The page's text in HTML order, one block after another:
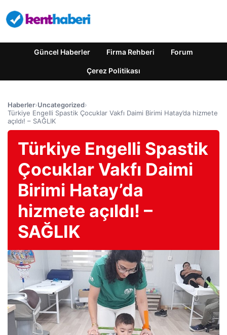
Güncel Haberler Firma Rehberi Forum
Çerez Politikası
Haberler›Uncategorized›
Türkiye Engelli Spastik Çocuklar Vakfı Daimi Birimi Hatay’da hizmete
açıldı! – SAĞLIK
Türkiye Engelli Spastik
Çocuklar Vakfı Daimi
Birimi Hatay’da
hizmete açıldı! –
SAĞLIK